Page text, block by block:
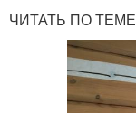
ЧИТАТЬ ПО